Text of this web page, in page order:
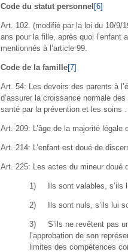
Code du statut personnel [6]
Art. 102. (modifié par la loi du 10/9/
ans pour la fille, après quoi l’enfant
mentionnés à l’article 99.
Code de la famille[7]
Art. 54: Les devoirs des parents à
d’assurer la croissance normale
santé par la prévention et les soins
Art. 209: L’âge de la majorité légale
Art. 214: L’enfant est doué de
Art. 225: Les actes du mineur doué
1) Ils sont valables, s’ils
2) Ils sont nuls, s’ils lui
3) S’ils ne revêtent pas un
l’approbation de son
limites des compétences